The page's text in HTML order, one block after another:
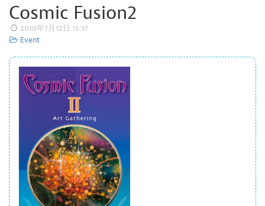
Cosmic Fusion2
2010年7月12日 15:37
Event